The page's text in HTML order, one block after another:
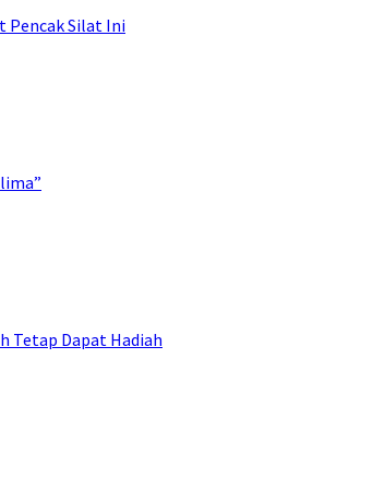
Pencak Silat Ini
Tetap Dapat Hadiah